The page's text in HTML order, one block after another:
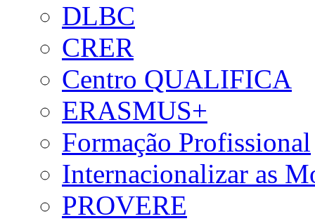
DLBC
CRER
Centro QUALIFICA
ERASMUS+
Formação Profissional
Internacionalizar as
PROVERE